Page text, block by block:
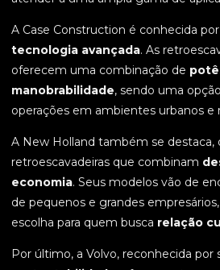
A Case Construction é conhecida
tecnologia avançada. As
oferecem uma combinação de
manobrabilidade, sendo uma
operações em ambientes urbanos e
A New Holland também se destaca,
retroescavadeiras que combinam
economia. Seus modelos vão de
de pequenos e grandes
escolha para quem busca relação
Por último, a Volvo, reconhecida